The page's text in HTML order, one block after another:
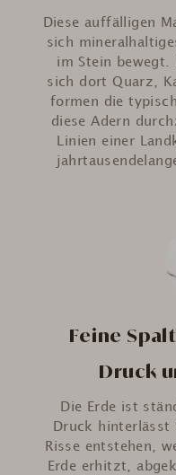
Diese auffälligen
sich
im Stein bewegt.
sich dort Quarz,
formen die
diese Adern
Linien einer
Feine
Druck
Die Erde ist
Druck hinterlässt
Risse entstehen,
Erde erhitzt,